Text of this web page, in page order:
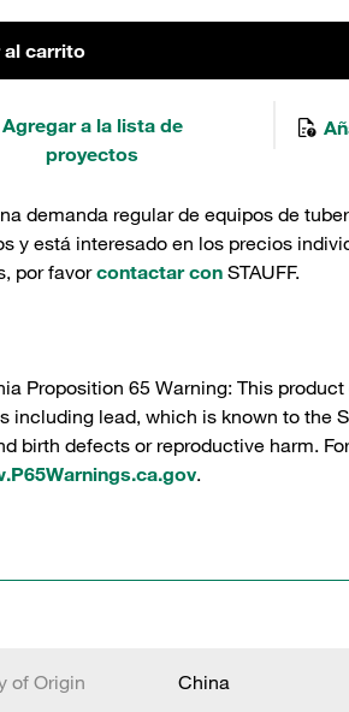
al carrito
Agregar a la lista de
proyectos
demanda regular de equipos de
y está interesado en los precios
por favorcontactar con STAUFF.
Proposition 65 Warning: This
including lead, which is known to the
birth defects or reproductive harm.
.
of Origin China